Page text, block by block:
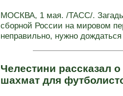
МОСКВА, 1 мая. /ТАСС/.
сборной России на мировом
неправильно, нужно
Челестини рассказал
шахмат для